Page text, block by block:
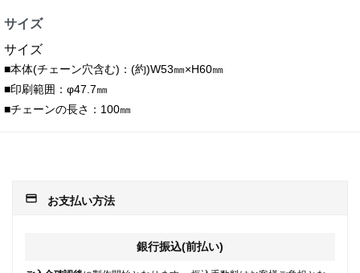
サイズ
サイズ
■本体(チェーン穴含む)：(約)W53㎜×H60㎜
■印刷範囲：φ47.7㎜
■チェーンの長さ：100㎜
payment お支払い方法
銀行振込(前払い)